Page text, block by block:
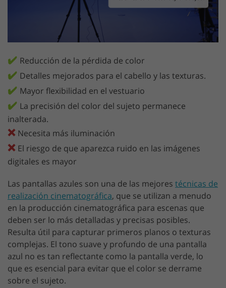
✔️ Reducción de la pérdida de color
✔️ Detalles mejorados para el cabello y las texturas.
✔️ Mayor flexibilidad en el vestuario
✔️ La precisión del color del sujeto permanece
inalterada.
❌ Necesita más iluminación
❌ El riesgo de que aparezca ruido en las imágenes
digitales es mayor
Las pantallas azules son una de las mejores técnicas de
realización cinematográfica, que se utilizan a menudo
en la producción cinematográfica para escenas que
deben ser lo más detalladas y precisas posibles.
Resulta útil para capturar primeros planos o texturas
complejas. El tono suave y profundo de una pantalla
azul no es tan reflectante como la pantalla verde, lo
que es esencial para evitar que el color se derrame
sobre el sujeto.